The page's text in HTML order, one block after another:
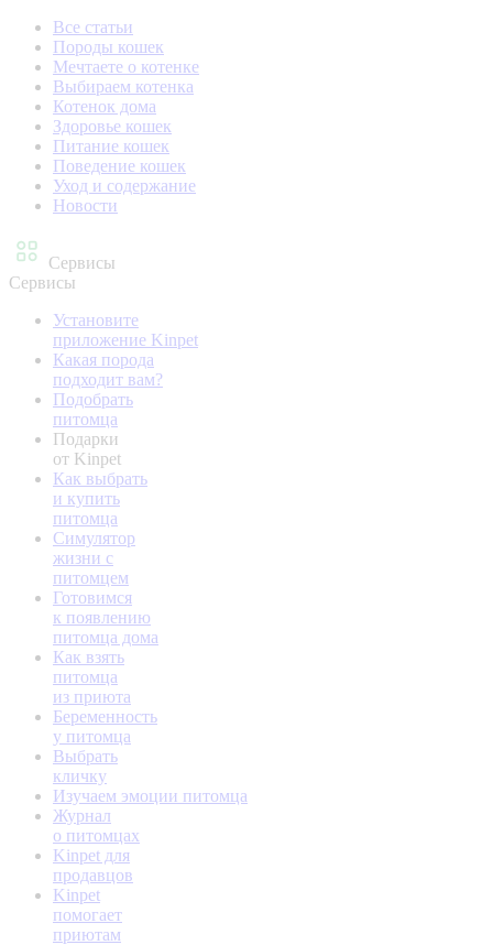
Все статьи
Породы кошек
Мечтаете о котенке
Выбираем котенка
Котенок дома
Здоровье кошек
Питание кошек
Поведение кошек
Уход и содержание
Новости
Сервисы
Сервисы
Установите
приложение Kinpet
Какая порода
подходит вам?
Подобрать
питомца
Подарки
от Kinpet
Как выбрать
и купить
питомца
Симулятор
жизни с
питомцем
Готовимся
к появлению
питомца дома
Как взять
питомца
из приюта
Беременность
у питомца
Выбрать
кличку
Изучаем эмоции питомца
Журнал
о питомцах
Kinpet для
продавцов
Kinpet
помогает
приютам